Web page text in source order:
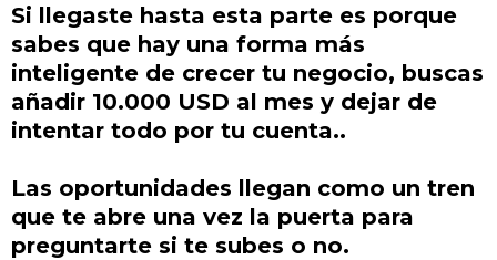
Si llegaste hasta esta parte es porque
sabes que hay una forma más
inteligente de crecer tu negocio, buscas
añadir 10.000 USD al mes y dejar de
intentar todo por tu cuenta..
Las oportunidades llegan como un tren
que te abre una vez la puerta para
preguntarte si te subes o no.